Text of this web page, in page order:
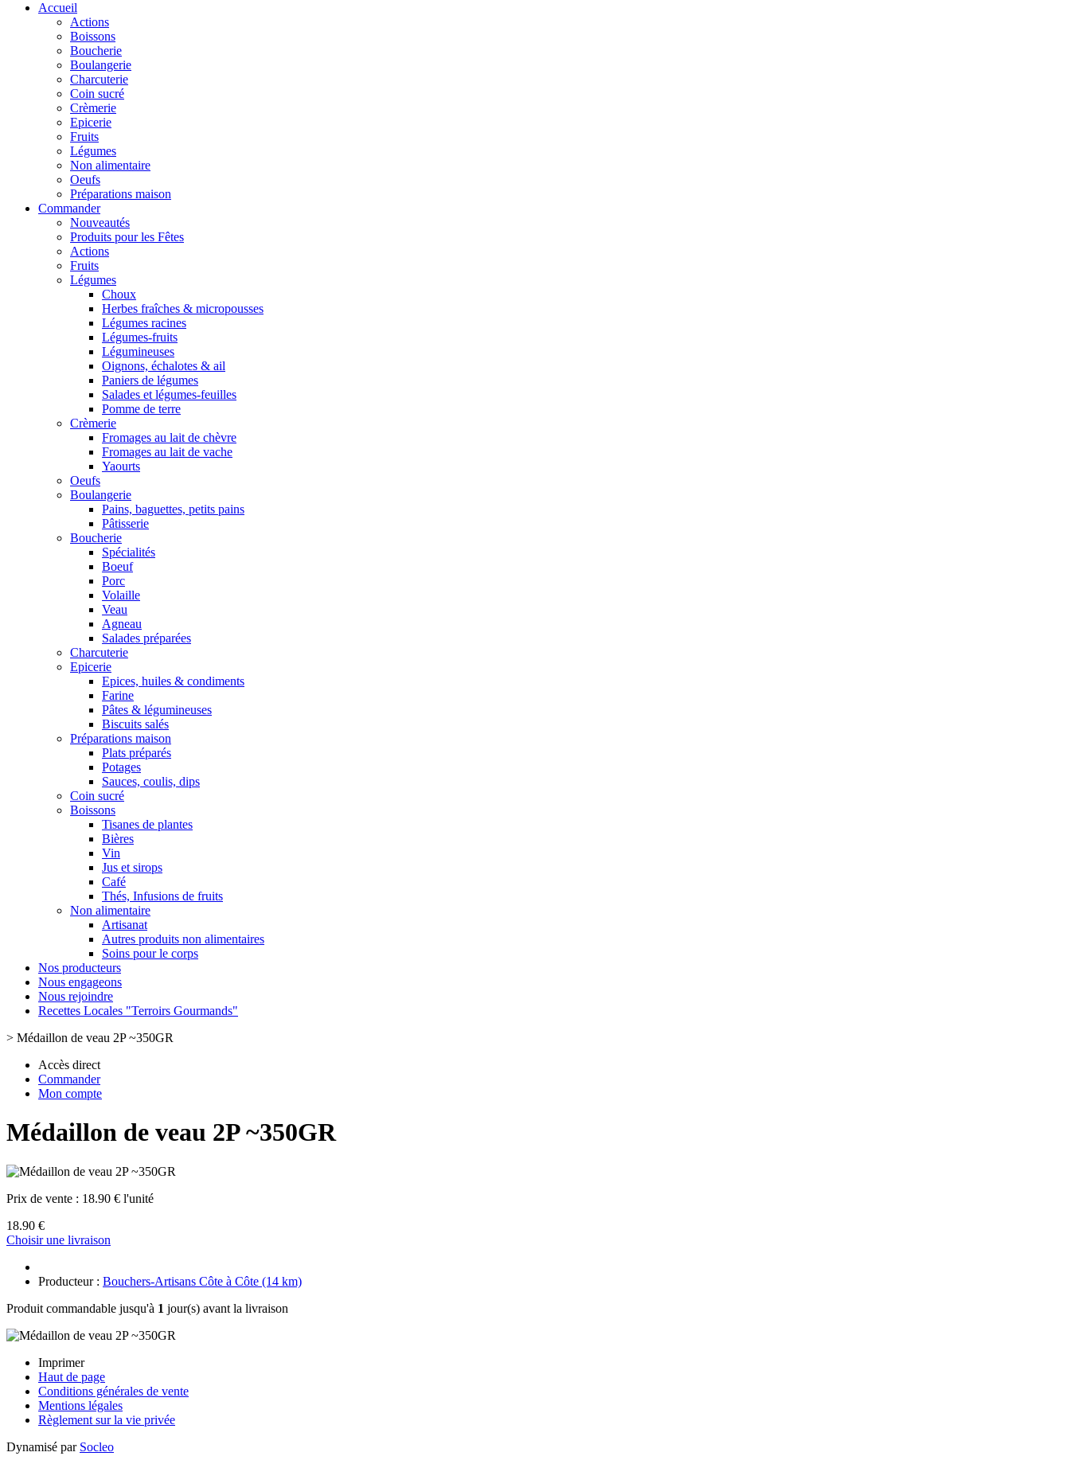
Accueil
Actions
Boissons
Boucherie
Boulangerie
Charcuterie
Coin sucré
Crèmerie
Epicerie
Fruits
Légumes
Non alimentaire
Oeufs
Préparations maison
Commander
Nouveautés
Produits pour les Fêtes
Actions
Fruits
Légumes
Choux
Herbes fraîches & micropousses
Légumes racines
Légumes-fruits
Légumineuses
Oignons, échalotes & ail
Paniers de légumes
Salades et légumes-feuilles
Pomme de terre
Crèmerie
Fromages au lait de chèvre
Fromages au lait de vache
Yaourts
Oeufs
Boulangerie
Pains, baguettes, petits pains
Pâtisserie
Boucherie
Spécialités
Boeuf
Porc
Volaille
Veau
Agneau
Salades préparées
Charcuterie
Epicerie
Epices, huiles & condiments
Farine
Pâtes & légumineuses
Biscuits salés
Préparations maison
Plats préparés
Potages
Sauces, coulis, dips
Coin sucré
Boissons
Tisanes de plantes
Bières
Vin
Jus et sirops
Café
Thés, Infusions de fruits
Non alimentaire
Artisanat
Autres produits non alimentaires
Soins pour le corps
Nos producteurs
Nous engageons
Nous rejoindre
Recettes Locales "Terroirs Gourmands"
> Médaillon de veau 2P ~350GR
Accès direct
Commander
Mon compte
Médaillon de veau 2P ~350GR
Prix de vente : 18.90 € l'unité
18.90 €
Choisir une livraison
Producteur : Bouchers-Artisans Côte à Côte (14 km)
Produit commandable jusqu'à 1 jour(s) avant la livraison
Imprimer
Haut de page
Conditions générales de vente
Mentions légales
Règlement sur la vie privée
Dynamisé par Socleo